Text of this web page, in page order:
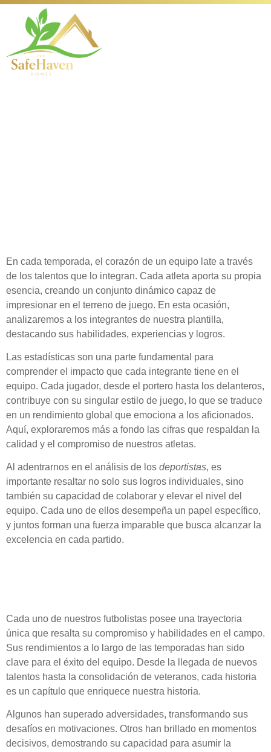
En cada temporada, el corazón de un equipo late a través
de los talentos que lo integran. Cada atleta aporta su propia
esencia, creando un conjunto dinámico capaz de
impresionar en el terreno de juego. En esta ocasión,
analizaremos a los integrantes de nuestra plantilla,
destacando sus habilidades, experiencias y logros.
Las estadísticas son una parte fundamental para
comprender el impacto que cada integrante tiene en el
equipo. Cada jugador, desde el portero hasta los delanteros,
contribuye con su singular estilo de juego, lo que se traduce
en un rendimiento global que emociona a los aficionados.
Aquí, exploraremos más a fondo las cifras que respaldan la
calidad y el compromiso de nuestros atletas.
Al adentrarnos en el análisis de los deportistas, es
importante resaltar no solo sus logros individuales, sino
también su capacidad de colaborar y elevar el nivel del
equipo. Cada uno de ellos desempeña un papel específico,
y juntos forman una fuerza imparable que busca alcanzar la
excelencia en cada partido.
Cada uno de nuestros futbolistas posee una trayectoria
única que resalta su compromiso y habilidades en el campo.
Sus rendimientos a lo largo de las temporadas han sido
clave para el éxito del equipo. Desde la llegada de nuevos
talentos hasta la consolidación de veteranos, cada historia
es un capítulo que enriquece nuestra historia.
Algunos han superado adversidades, transformando sus
desafíos en motivaciones. Otros han brillado en momentos
decisivos, demostrando su capacidad para asumir la